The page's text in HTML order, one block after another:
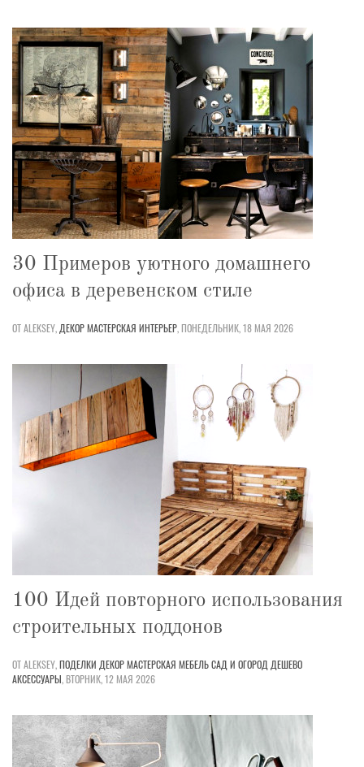
30 Примеров уютного домашнего
офиса в деревенском стиле
ОТ ALEKSEY, ДЕКОРМАСТЕРСКАЯ ИНТЕРЬЕР,ПОНЕДЕЛЬНИК, 18 МАЯ 2026
100 Идей повторного использования
строительных поддонов
ОТ ALEKSEY,ПОДЕЛКИ ДЕКОРМАСТЕРСКАЯ МЕБЕЛЬСАД И ОГОРОД ДЕШЕВО
АКСЕССУАРЫ,ВТОРНИК, 12 МАЯ 2026